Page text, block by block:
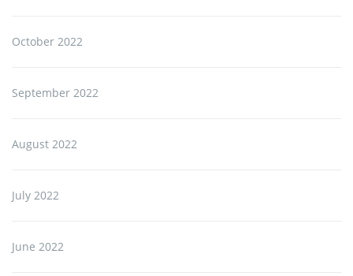
October 2022
September 2022
August 2022
July 2022
June 2022